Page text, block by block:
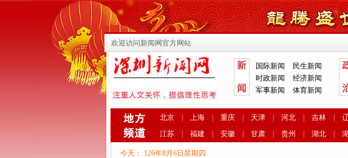
欢迎访问新闻网官方网站
国际新闻
民生新闻
时政新闻
经济新闻
军事新闻
体育新闻
北京 上海 重庆 天津 河北 吉林
江苏
福建 安徽 甘肃 贵州 湖北
今天： 126年8月6日星期四